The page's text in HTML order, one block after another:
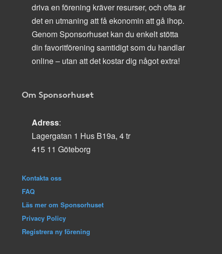
driva en förening kräver resurser, och ofta är
det en utmaning att få ekonomin att gå ihop.
Genom Sponsorhuset kan du enkelt stötta
din favoritförening samtidigt som du handlar
online – utan att det kostar dig något extra!
Om Sponsorhuset
Adress:
Lagergatan 1 Hus B19a, 4 tr
415 11 Göteborg
Kontakta oss
FAQ
Läs mer om Sponsorhuset
Privacy Policy
Registrera ny förening